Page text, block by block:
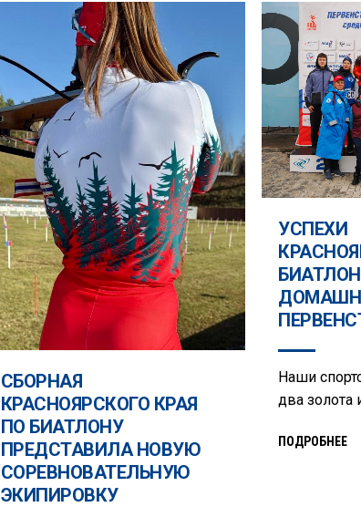
СБОРНАЯ
КРАСНОЯРСКОГО КРАЯ
ПО БИАТЛОНУ
ПРЕДСТАВИЛА НОВУЮ
СОРЕВНОВАТЕЛЬНУЮ
ЭКИПИРОВКУ
УСПЕХИ
Наши
два золота
ПОДРОБНЕЕ